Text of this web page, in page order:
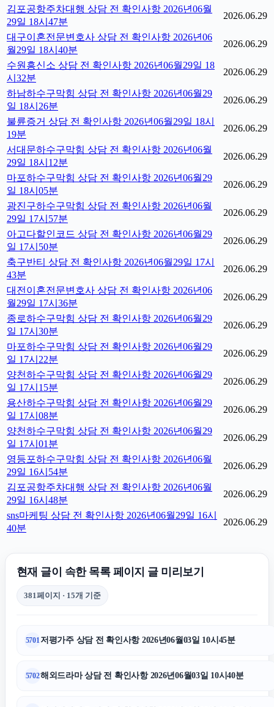
김포공항주차대행 상담 전 확인사항 2026년06월
29일 18시47분
2026.06.29
대구이혼전문변호사 상담 전 확인사항 2026년06
월29일 18시40분
2026.06.29
수원흥신소 상담 전 확인사항 2026년06월29일 18
시32분
2026.06.29
하남하수구막힘 상담 전 확인사항 2026년06월29
일 18시26분
2026.06.29
불륜증거 상담 전 확인사항 2026년06월29일 18시
19분
2026.06.29
서대문하수구막힘 상담 전 확인사항 2026년06월
29일 18시12분
2026.06.29
마포하수구막힘 상담 전 확인사항 2026년06월29
일 18시05분
2026.06.29
광진구하수구막힘 상담 전 확인사항 2026년06월
29일 17시57분
2026.06.29
아고다할인코드 상담 전 확인사항 2026년06월29
일 17시50분
2026.06.29
축구반티 상담 전 확인사항 2026년06월29일 17시
43분
2026.06.29
대전이혼전문변호사 상담 전 확인사항 2026년06
월29일 17시36분
2026.06.29
종로하수구막힘 상담 전 확인사항 2026년06월29
일 17시30분
2026.06.29
마포하수구막힘 상담 전 확인사항 2026년06월29
일 17시22분
2026.06.29
양천하수구막힘 상담 전 확인사항 2026년06월29
일 17시15분
2026.06.29
용산하수구막힘 상담 전 확인사항 2026년06월29
일 17시08분
2026.06.29
양천하수구막힘 상담 전 확인사항 2026년06월29
일 17시01분
2026.06.29
영등포하수구막힘 상담 전 확인사항 2026년06월
29일 16시54분
2026.06.29
김포공항주차대행 상담 전 확인사항 2026년06월
29일 16시48분
2026.06.29
sns마케팅 상담 전 확인사항 2026년06월29일 16시
40분
2026.06.29
현재 글이 속한 목록 페이지 글 미리보기
381페이지 · 15개 기준
5701 저평가주 상담 전 확인사항 2026년06월03일 10시45분
5702해외드라마 상담 전 확인사항 2026년06월03일 10시40분